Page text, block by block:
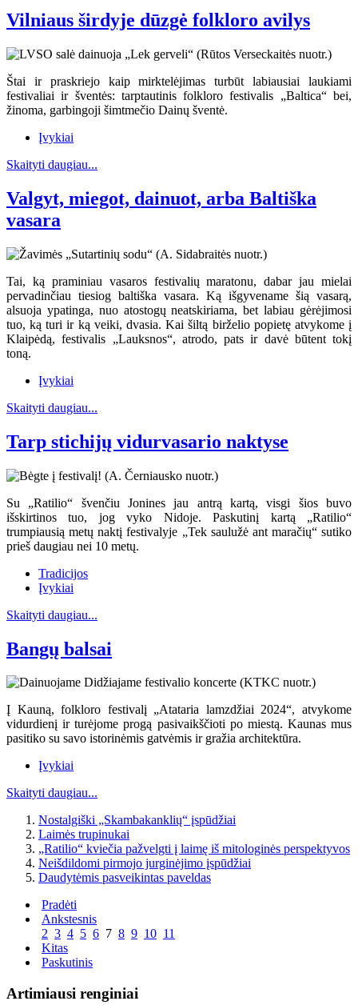
Vilniaus širdyje dūzgė folkloro avilys
Štai ir praskriejo kaip mirktelėjimas turbūt labiausiai laukiami
festivaliai ir šventės: tarptautinis folkloro festivalis „Baltica“ bei,
žinoma, garbingoji šimtmečio Dainų šventė.
Įvykiai
Skaityti daugiau...
Valgyt, miegot, dainuot, arba Baltiška
vasara
Tai, ką praminiau vasaros festivalių maratonu, dabar jau mielai
pervadinčiau tiesiog baltiška vasara. Ką išgyvename šią vasarą,
alsuoja ypatinga, nuo atostogų neatskiriama, bet labiau gėrėjimosi
tuo, ką turi ir ką veiki, dvasia. Kai šiltą birželio popietę atvykome į
Klaipėdą, festivalis „Lauksnos“, atrodo, pats ir davė būtent tokį
toną.
Įvykiai
Skaityti daugiau...
Tarp stichijų vidurvasario naktyse
Su „Ratilio“ švenčiu Jonines jau antrą kartą, visgi šios buvo
išskirtinos tuo, jog vyko Nidoje. Paskutinį kartą „Ratilio“
trumpiausią metų naktį festivalyje „Tek saulužė ant maračių“ sutiko
prieš daugiau nei 10 metų.
Tradicijos
Įvykiai
Skaityti daugiau...
Bangų balsai
Į Kauną, folkloro festivalį „Atataria lamzdžiai 2024“, atvykome
vidurdienį ir turėjome progą pasivaikščioti po miestą. Kaunas mus
pasitiko su savo istorinėmis gatvėmis ir gražia architektūra.
Įvykiai
Skaityti daugiau...
Nostalgiški „Skambakanklių“ įspūdžiai
Laimės trupinukai
„Ratilio“ kviečia pažvelgti į laimę iš mitologinės perspektyvos
Neišdildomi pirmojo jurginėjimo įspūdžiai
Daudytėmis pasveikintas paveldas
Pradėti
Ankstesnis
2 3 4 5 6 7 8 9 10 11
Kitas
Paskutinis
Artimiausi renginiai